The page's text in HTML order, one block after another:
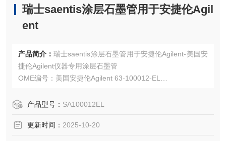
瑞士saentis涂层石墨管用于安捷伦Agil
ent
产品简介： 瑞士saentis涂层石墨管用于安捷伦Agilent-美国安
捷伦Agilent仪器专用涂层石墨管
OME编号：美国安捷伦Agilent 63-100012-EL
OEM厂商；我们提供的所有产品都是高质量高性价的，适用
产品型号： SA100012EL
更新时间： 2025-10-20